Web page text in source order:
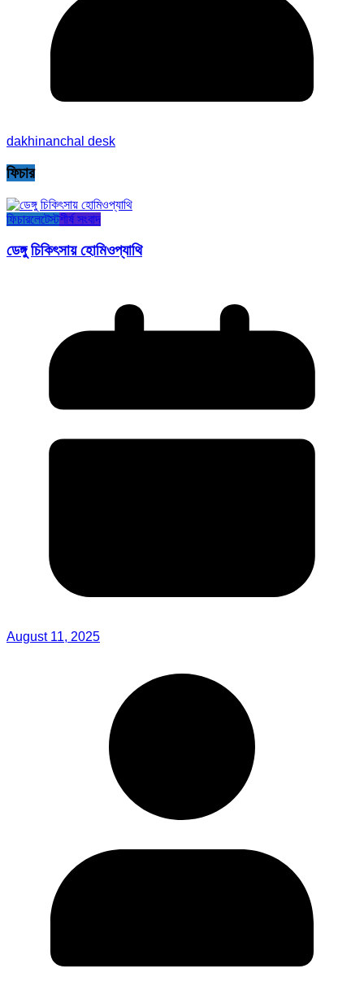
dakhinanchal desk
ফিচার
ফিচারলেটেস্টশীর্ষ সংবাদ
ডেঙ্গু চিকিৎসায় হোমিওপ্যাথি
August 11, 2025